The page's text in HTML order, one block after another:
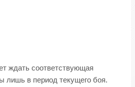
ждать соответствующая
лишь в период текущего боя.